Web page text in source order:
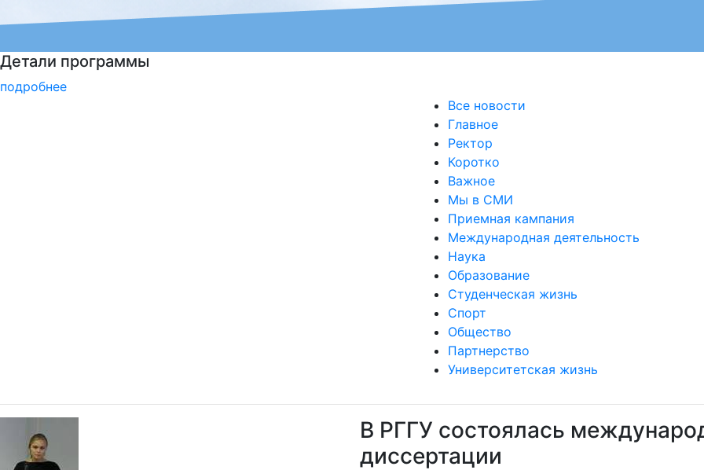
Курсы немецкого языка
подробнее
Все новости
Главное
Ректор
Коротко
Важное
Мы в СМИ
Приемная кампания
Международная деятельность
Наука
Образование
Студенческая жизнь
Спорт
Общество
Партнерство
Университетская жизнь
В РГГУ состоялась
диссертации